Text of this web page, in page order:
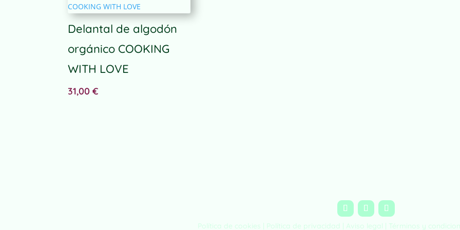
r
a
t
v
:
Delantal de algodón
orgánico COOKING
WITH LOVE
31,00 €
Política de cookies | Política de privacidad | Aviso legal | Términos y